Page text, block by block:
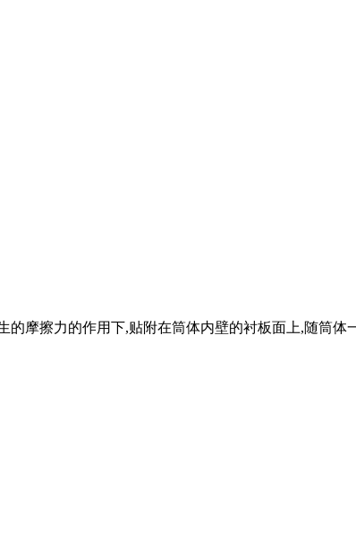
摩擦力的作用下,贴附在筒体内壁的衬板面上,随筒体